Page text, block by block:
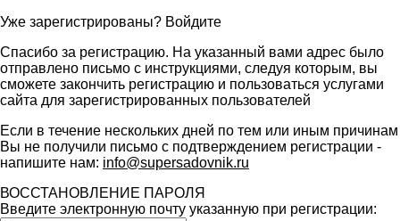
Уже зарегистрированы? Войдите
Спасибо за регистрацию. На указанный вами адрес было
отправлено письмо с инструкциями, следуя которым, вы
сможете закончить регистрацию и пользоваться услугами
сайта для зарегистрированных пользователей
Если в течение нескольких дней по тем или иным причинам
Вы не получили письмо с подтверждением регистрации -
напишите нам: info@supersadovnik.ru
ВОССТАНОВЛЕНИЕ ПАРОЛЯ
Введите электронную почту указанную при регистрации: